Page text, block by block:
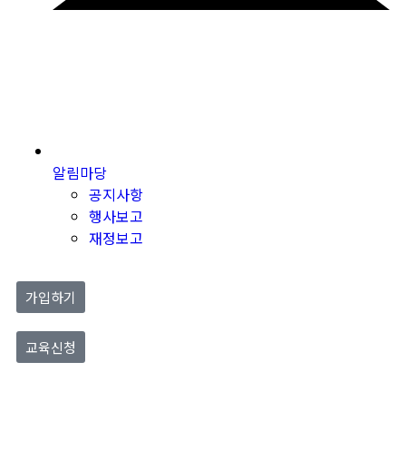
알림마당
공지사항
행사보고
재정보고
가입하기
교육신청